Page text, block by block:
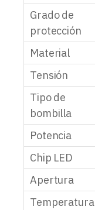
Grado de
protección
Material
Tensión
Tipo de
bombilla
Potencia
Chip LED
Apertura
Temperatura